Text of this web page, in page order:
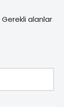
Gerekli alanlar